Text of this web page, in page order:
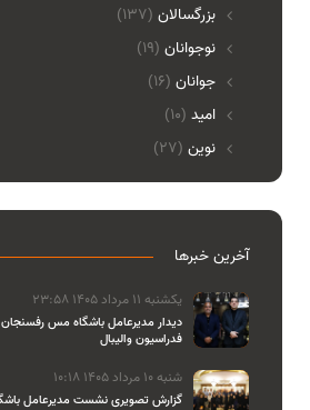
بزرگسالان (137)
نوجوانان (19)
جوانان (16)
امید (10)
نوین (27)
آخرین خبرها
یکشنبه 11 مرداد 1405 23:58
دیدار مدیرعامل باشگاه مس
فدراسیون والیبال
شنبه 10 مرداد 1405 10:18
گزارش تصویری نشست مدیرعامل